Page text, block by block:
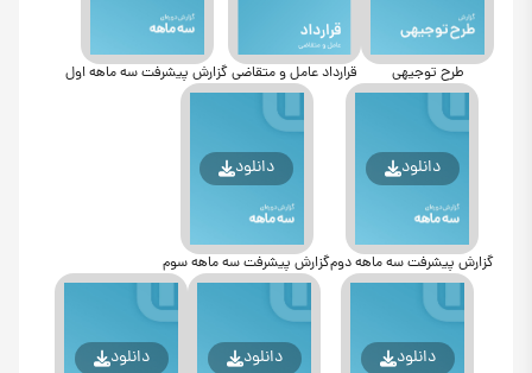
طرح توجیهی قرارداد عامل و متقاضیگزارش پیشرفت سه ماهه اول
دانلود
گزارش پیشرفت سه ماهه دوم
دانلود
گزارش پیشرفت سه ماهه سوم
دانلود دانلود دانلود